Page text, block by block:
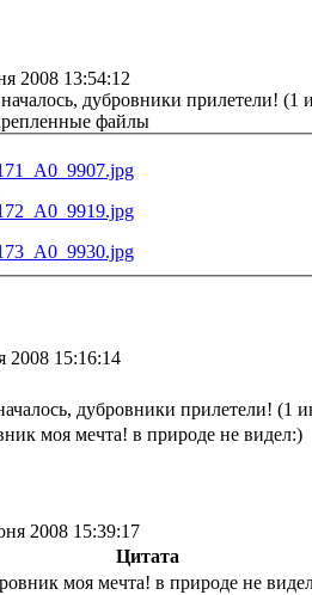
2008 13:54:12
дубровники прилетели! (1
файлы
2008 15:16:14
дубровники прилетели! (1
моя мечта! в природе не видел:)
2008 15:39:17
Цитата
моя мечта! в природе не